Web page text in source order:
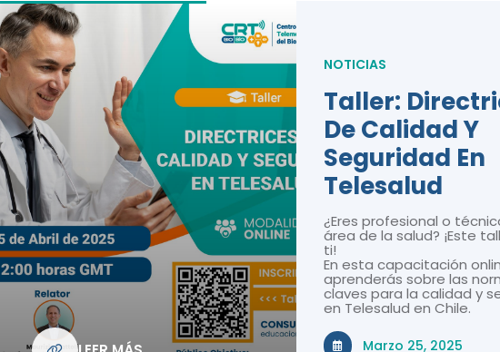
NOTICIAS
Taller:
De Calidad Y
Seguridad En
Telesalud
¿Eres profesional o
área de la salud? ¡Este
ti!
En esta capacitación
aprenderás sobre las
claves para la calidad y
en Telesalud en Chile.
Marzo 25, 2025